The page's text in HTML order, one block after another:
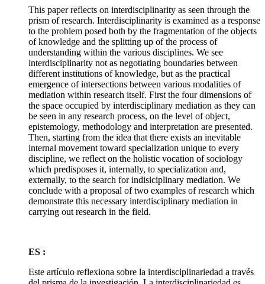
This paper reflects on interdisciplinarity as seen through the
prism of research. Interdisciplinarity is examined as a response
to the problem posed both by the fragmentation of the objects
of knowledge and the splitting up of the process of
understanding within the various disciplines. We see
interdisciplinarity not as negotiating boundaries between
different institutions of knowledge, but as the practical
emergence of intersections between various modalities of
mediation within research itself. First the four dimensions of
the space occupied by interdisciplinary mediation as they can
be seen in any research process, on the level of object,
epistemology, methodology and interpretation are presented.
Then, starting from the idea that there exists an inevitable
internal movement toward specialization unique to every
discipline, we reflect on the holistic vocation of sociology
which predisposes it, internally, to specialization and,
externally, to the search for indisiciplinary mediation. We
conclude with a proposal of two examples of research which
demonstrate this necessary interdisciplinary mediation in
carrying out research in the field.
ES :
Este artículo reflexiona sobre la interdisciplinariedad a través